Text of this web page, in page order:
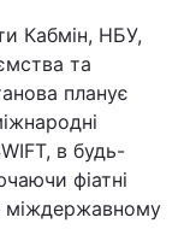
Кабмін, НБУ,
та
планує
в будь-
фіатні
міждержавному